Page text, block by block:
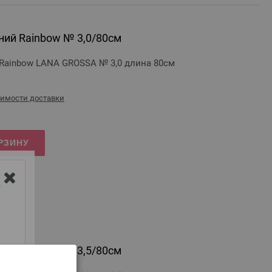
Rainbow № 3,0/80см
LANA GROSSA № 3,0 длина 80см
доставки
Rainbow № 3,5/80см